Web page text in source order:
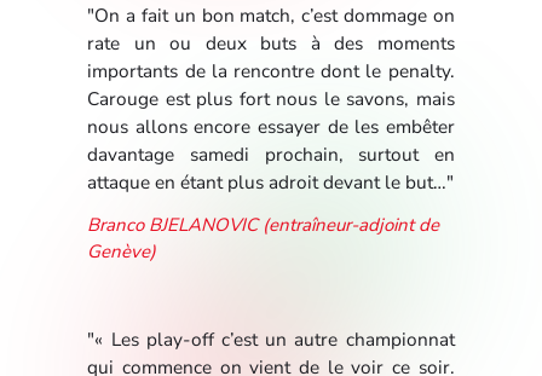
"On a fait un bon match, c’est dommage on
rate un ou deux buts à des moments
importants de la rencontre dont le penalty.
Carouge est plus fort nous le savons, mais
nous allons encore essayer de les embêter
davantage samedi prochain, surtout en
attaque en étant plus adroit devant le but…"
Branco BJELANOVIC (entraîneur-adjoint de
Genève)
"« Les play-off c’est un autre championnat
qui commence on vient de le voir ce soir.